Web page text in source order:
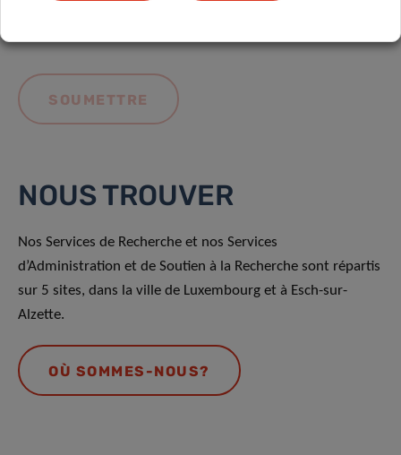
NOUS TROUVER
Nos Services de Recherche et nos Services
d’Administration et de Soutien à la Recherche sont répartis
sur 5 sites, dans la ville de Luxembourg et à Esch-sur-
Alzette.
OÙ SOMMES-NOUS?